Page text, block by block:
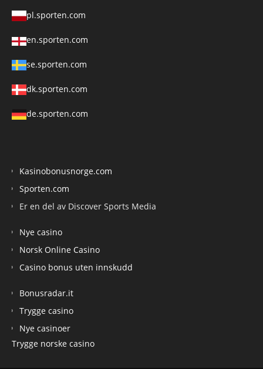
pl.sporten.com
en.sporten.com
se.sporten.com
dk.sporten.com
de.sporten.com
Kasinobonusnorge.com
Sporten.com
Er en del av Discover Sports Media
Nye casino
Norsk Online Casino
Casino bonus uten innskudd
Bonusradar.it
Trygge casino
Nye casinoer
Trygge norske casino